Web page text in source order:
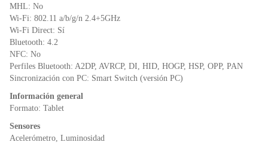
MHL: No
Wi-Fi: 802.11 a/b/g/n 2.4+5GHz
Wi-Fi Direct: Sí
Bluetooth: 4.2
NFC: No
Perfiles Bluetooth: A2DP, AVRCP, DI, HID, HOGP, HSP, OPP, PAN
Sincronización con PC: Smart Switch (versión PC)
Información general
Formato: Tablet
Sensores
Acelerómetro, Luminosidad